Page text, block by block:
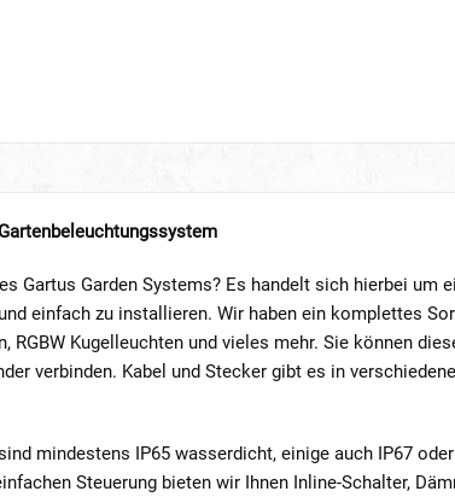
Gartus Garden Systems? Es handelt sich hierbei
einfach zu installieren. Wir haben ein komplettes
RGBW Kugelleuchten und vieles mehr. Sie können
verbinden. Kabel und Stecker gibt es in
mindestens IP65 wasserdicht, einige auch IP67
Steuerung bieten wir Ihnen Inline-Schalter,